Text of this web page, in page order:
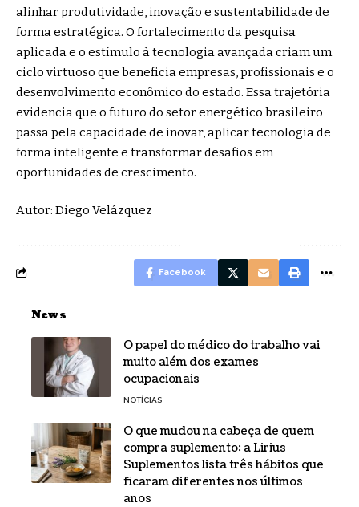
alinhar produtividade, inovação e sustentabilidade de
forma estratégica. O fortalecimento da pesquisa
aplicada e o estímulo à tecnologia avançada criam um
ciclo virtuoso que beneficia empresas, profissionais e o
desenvolvimento econômico do estado. Essa trajetória
evidencia que o futuro do setor energético brasileiro
passa pela capacidade de inovar, aplicar tecnologia de
forma inteligente e transformar desafios em
oportunidades de crescimento.
Autor: Diego Velázquez
Facebook
News
O papel do médico do trabalho vai
muito além dos exames
ocupacionais
NOTÍCIAS
O que mudou na cabeça de quem
compra suplemento: a Lirius
Suplementos lista três hábitos que
ficaram diferentes nos últimos
anos